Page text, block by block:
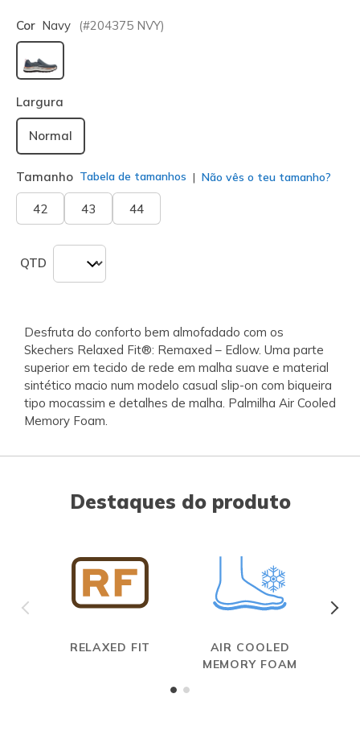
Cor Navy (#204375 NVY)
selecionado
Largura
Normal
Tamanho Tabela de tamanhos Não vês o teu tamanho?
42 43 44
QTD
Desfruta do conforto bem almofadado com os
Skechers Relaxed Fit®: Remaxed – Edlow. Uma parte
superior em tecido de rede em malha suave e material
sintético macio num modelo casual slip-on com biqueira
tipo mocassim e detalhes de malha. Palmilha Air Cooled
Memory Foam.
Destaques do produto
RELAXED FIT
AIR COOLED
MEMORY FOAM